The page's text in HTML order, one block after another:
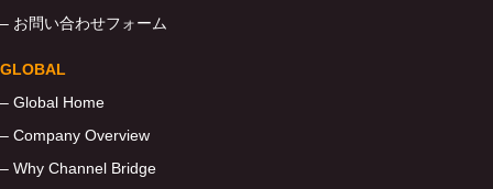
– お問い合わせフォーム
GLOBAL
– Global Home
– Company Overview
– Why Channel Bridge